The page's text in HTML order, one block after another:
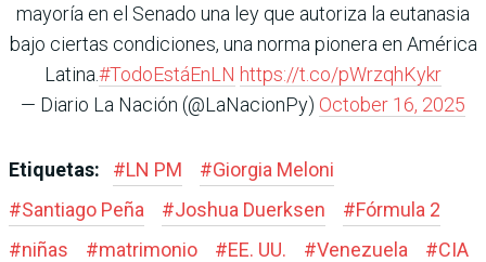
mayoría en el Senado una ley que autoriza la eutanasia
bajo ciertas condiciones, una norma pionera en América
Latina.#TodoEstáEnLN https://t.co/pWrzqhKykr
— Diario La Nación (@LaNacionPy) October 16, 2025
Etiquetas: #LN PM #Giorgia Meloni
#Santiago Peña #Joshua Duerksen #Fórmula 2
#niñas #matrimonio #EE. UU. #Venezuela #CIA